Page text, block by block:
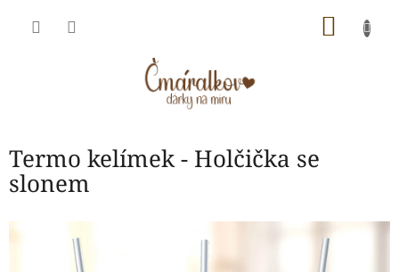
Termo kelímek - Holčička se
slonem